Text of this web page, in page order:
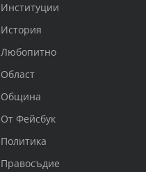
Институции
История
Любопитно
Област
Община
От Фейсбук
Политика
Правосъдие